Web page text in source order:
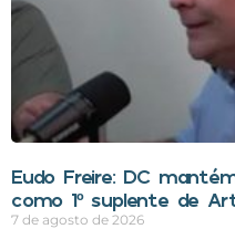
Eudo Freire: DC
como 1º suplente de
7 de agosto de 2026